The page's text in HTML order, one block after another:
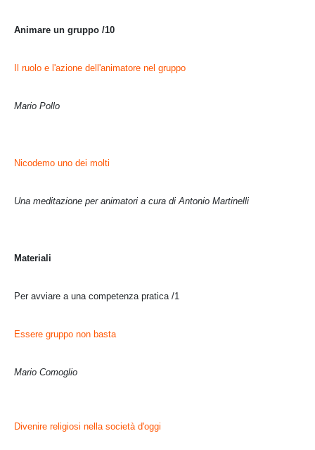
Animare un gruppo /10
Il ruolo e l'azione dell'animatore nel gruppo
Mario Pollo
Nicodemo uno dei molti
Una meditazione per animatori a cura di Antonio Martinelli
Materiali
Per avviare a una competenza pratica /1
Essere gruppo non basta
Mario Comoglio
Divenire religiosi nella società d'oggi